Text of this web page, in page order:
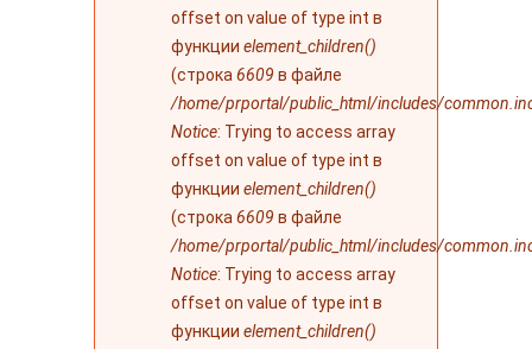
offset on value of type int в
функции element_children()
(строка 6609 в файле
/home/prportal/public_html/includes/
Notice: Trying to access array
offset on value of type int в
функции element_children()
(строка 6609 в файле
/home/prportal/public_html/includes/
Notice: Trying to access array
offset on value of type int в
функции element_children()